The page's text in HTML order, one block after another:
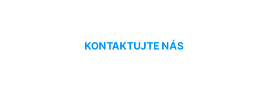
KONTAKTUJTE NÁS